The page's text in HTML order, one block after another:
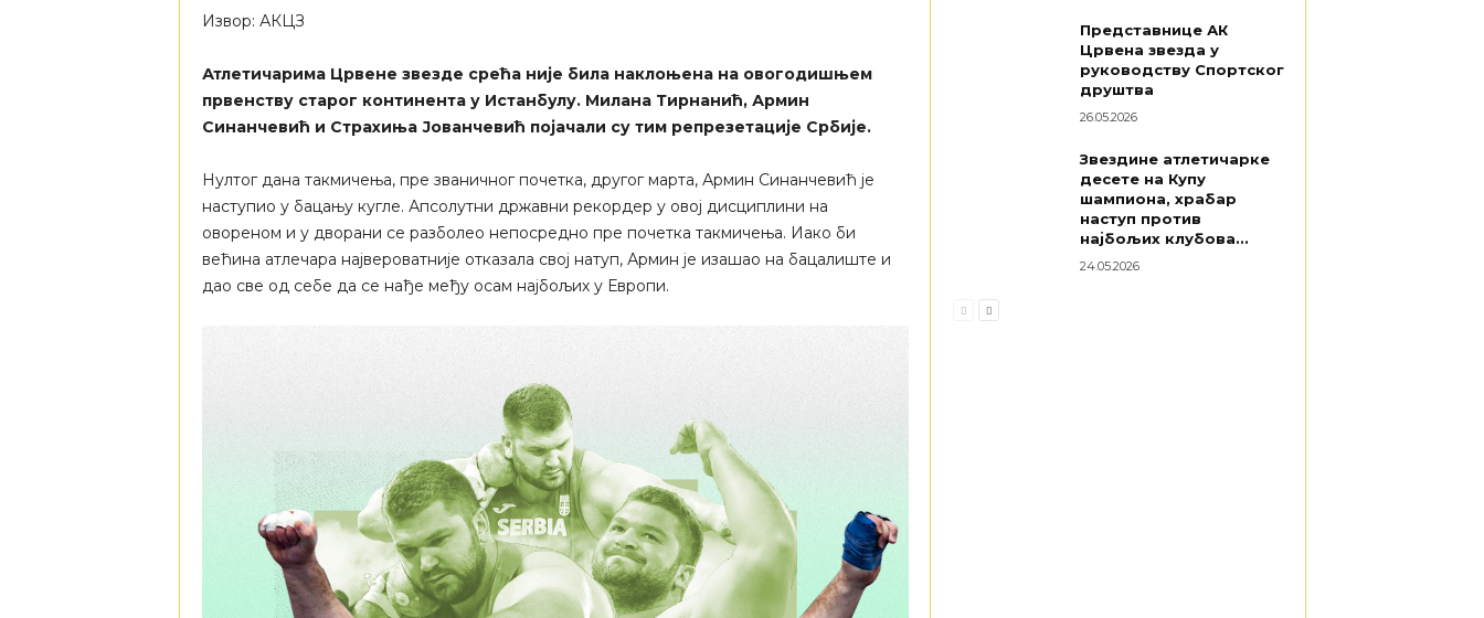
Извор: АКЦЗ
Атлетичарима Црвене звезде срећа није била наклоњена на овогодишњем
првенству старог континента у Истанбулу. Милана Тирнанић, Армин
Синанчевић и Страхиња Јованчевић појачали су тим репрезетације Србије.
Нултог дана такмичења, пре званичног почетка, другог марта, Армин Синанчевић је
наступио у бацању кугле. Апсолутни државни рекордер у овој дисциплини на
овореном и у дворани се разболео непосредно пре почетка такмичења. Иако би
већина атлечара највероватније отказала свој натуп, Армин је изашао на бацалиште и
дао све од себе да се нађе међу осам најбољих у Европи.
Представнице АК
Црвена звезда у
руководству Спортског
друштва
26.05.2026
Звездине атлетичарке
десете на Купу
шампиона, храбар
наступ против
најбољих клубова...
24.05.2026